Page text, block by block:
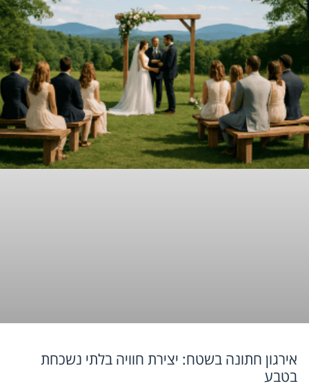
אירגון חתונה בשטח: יצירת חוויה בלתי נשכחת
בטבע